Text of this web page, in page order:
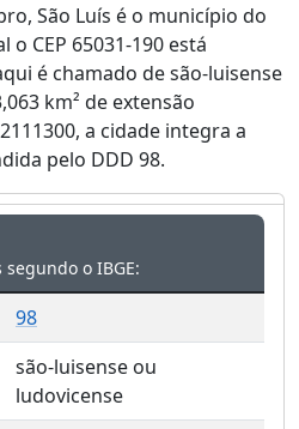
São Luís é o município do
CEP 65031-190 está
é chamado de são-luisense
km² de extensão
a cidade integra a
pelo DDD 98.
o IBGE:
98
são-luisense ou
ludovicense